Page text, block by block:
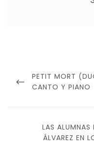
entradas
PREVIOUS
POST
PETIT MORT
CANTO Y PIANO
NEXT
POST
LAS ALUMNAS
ÁLVAREZ EN